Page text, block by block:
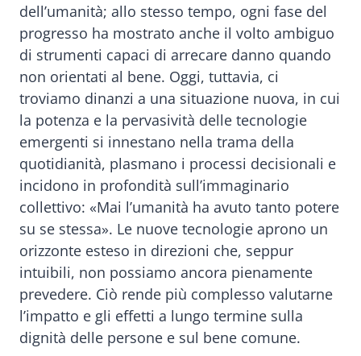
dell’umanità; allo stesso tempo, ogni fase del
progresso ha mostrato anche il volto ambiguo
di strumenti capaci di arrecare danno quando
non orientati al bene. Oggi, tuttavia, ci
troviamo dinanzi a una situazione nuova, in cui
la potenza e la pervasività delle tecnologie
emergenti si innestano nella trama della
quotidianità, plasmano i processi decisionali e
incidono in profondità sull’immaginario
collettivo: «Mai l’umanità ha avuto tanto potere
su se stessa». Le nuove tecnologie aprono un
orizzonte esteso in direzioni che, seppur
intuibili, non possiamo ancora pienamente
prevedere. Ciò rende più complesso valutarne
l’impatto e gli effetti a lungo termine sulla
dignità delle persone e sul bene comune.